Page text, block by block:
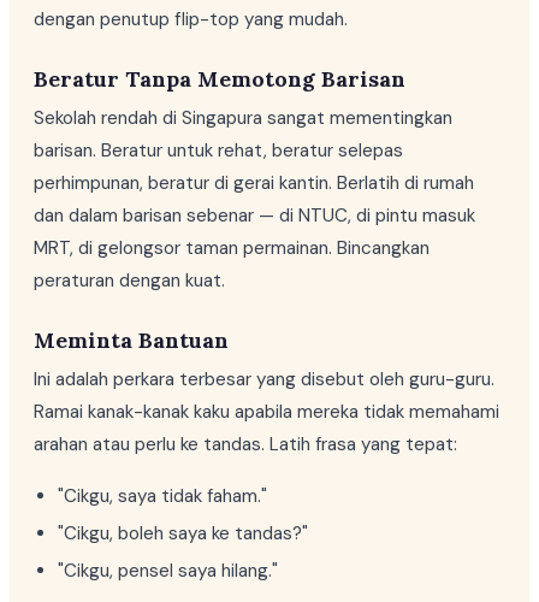
dengan penutup flip-top yang mudah.
Beratur Tanpa Memotong Barisan
Sekolah rendah di Singapura sangat mementingkan
barisan. Beratur untuk rehat, beratur selepas
perhimpunan, beratur di gerai kantin. Berlatih di rumah
dan dalam barisan sebenar — di NTUC, di pintu masuk
MRT, di gelongsor taman permainan. Bincangkan
peraturan dengan kuat.
Meminta Bantuan
Ini adalah perkara terbesar yang disebut oleh guru-guru.
Ramai kanak-kanak kaku apabila mereka tidak memahami
arahan atau perlu ke tandas. Latih frasa yang tepat:
"Cikgu, saya tidak faham."
"Cikgu, boleh saya ke tandas?"
"Cikgu, pensel saya hilang."